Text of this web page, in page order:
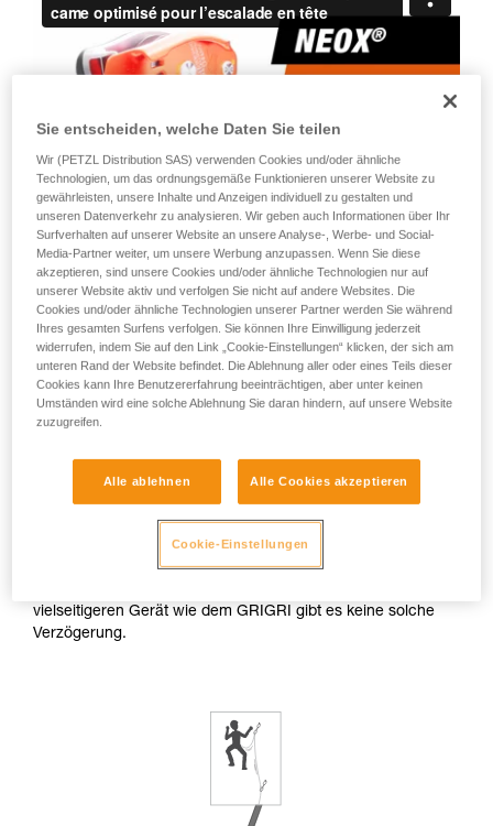
Kann das NEOX zum Sichern im Toprope
verwendet werden?
Das NEOX kann auch zum Sichern im Toprope verwendet
werden, das Verhalten ist jedoch nicht optimal. Im Toprope,
besonders beim Sichern von Anfänger/-innen oder
Kletternden, die zusätzliche Sicherheit brauchen, kann es
sein, dass man das Seil „vorblockieren“ möchte: Man zieht
kletternde Person eine sichernde Seilspannung spürt. In
diesem Fall wird der fließende Seildurchlauf des NEOX zu
einem Nachteil, denn das Seil wird erst mit einer
Verzögerung blockiert. Diese Verzögerung entspricht einer
halben Umdrehung der Rolle, also 4 cm Seil. Diese Länge
kann man mühelos mit einer leichten Beckenbewegung oder
vielseitigeren Gerät wie dem GRIGRI gibt es keine solche
Verzögerung.
Sie entscheiden, welche Daten Sie teilen
Wir (PETZL Distribution SAS) verwenden Cookies und/oder ähnliche
Technologien, um das ordnungsgemäße Funktionieren unserer Website zu
gewährleisten, unsere Inhalte und Anzeigen individuell zu gestalten und
unseren Datenverkehr zu analysieren. Wir geben auch Informationen über Ihr
Surfverhalten auf unserer Website an unsere Analyse-, Werbe- und Social-
Media-Partner weiter, um unsere Werbung anzupassen. Wenn Sie diese
akzeptieren, sind unsere Cookies und/oder ähnliche Technologien nur auf
unserer Website aktiv und verfolgen Sie nicht auf andere Websites. Die
Cookies und/oder ähnliche Technologien unserer Partner werden Sie während
Ihres gesamten Surfens verfolgen. Sie können Ihre Einwilligung jederzeit
widerrufen, indem Sie auf den Link „Cookie-Einstellungen“ klicken, der sich am
unteren Rand der Website befindet. Die Ablehnung aller oder eines Teils dieser
Cookies kann Ihre Benutzererfahrung beeinträchtigen, aber unter keinen
Umständen wird eine solche Ablehnung Sie daran hindern, auf unsere Website
zuzugreifen.
Alle ablehnen Alle Cookies akzeptieren
Cookie-Einstellungen